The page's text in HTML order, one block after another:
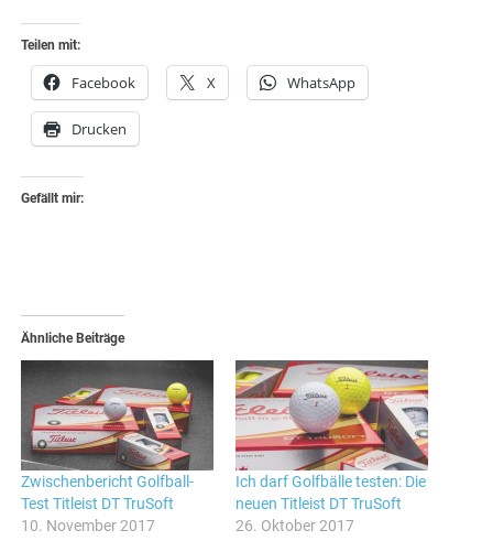
Teilen mit:
Facebook X WhatsApp
Drucken
Gefällt mir:
Ähnliche Beiträge
Zwischenbericht Golfball-
Test Titleist DT TruSoft
10. November 2017
Ich darf Golfbälle testen: Die
neuen Titleist DT TruSoft
26. Oktober 2017